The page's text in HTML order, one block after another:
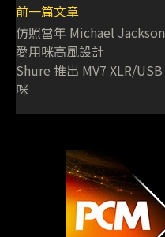
前一篇文章
仿照當年 Michael Jackson
愛用咪高風設計
Shure 推出 MV7 XLR/USB
咪